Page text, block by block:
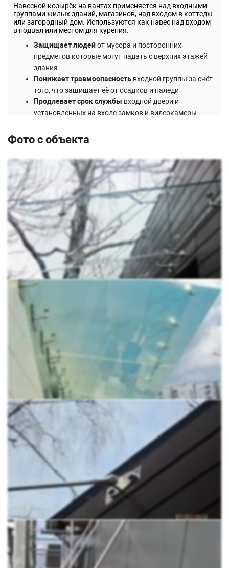
Навесной козырёк на вантах применяется над входными
группами жилых зданий, магазинов, над входом в коттедж
или загородный дом. Используются как навес над входом
в подвал или местом для курения.
Защищает людейот мусора и посторонних
предметов которые могут падать с верхних этажей
здания
Понижает травмоопасность входной группы за счёт
того, что защищает её от осадков и наледи
Продлевает срок службы входной двери и
установленных на входе замков и видеокамеры
покурить
Особенность модели
На сегодняшний день только наша компания может
предложить готовый стеклянный козырёк на вантах. И мы
уверены что он:
Идеально вписывается в любой дизайн.
Подчёркивает стремительность и лёгкость хай-
тэковских конструкций, добавляет необходимую
лёгкость входной группе блочных или кирпичных
зданий.
Не затеняет вход, но защищают от ультрафиолета.
Стеклянный козырёк позволяет солнечным лучам
освещать входную группу здания, но не пропускает
практически не заметна на стекле, и визуально не
Лёгкий.
надёжно закрепить его на стене, выполненной из
любого материала. Кроме того, лёгкая конструкция в
58 килограмм, гораздо безопаснее тяжёлого
кованого элемента постоянно висящего у вас над
головой.
Полностью безопасен.
В наших козырьках каждая
деталь рассчитана на 150 кг весовой нагрузки и 350
ветровой. Калёное многослойное стекло
выдерживает удары в 382 дж (Это как падение
четырёхкилограммового металлического шара с
высоты 9,5 метров). Но даже в случае раскола,
козырёк не нанесёт вреда. Осколки останутся на
полимерной ленте проложенной внутри стекла.
Стекло с течением времени, в отличие от
металла или поликарбоната, не мутнеет, не
подвергается коррозии, не деформируется при
перепаде температур. Конструкция прослужит
значительно дольше.
Не требует ухода.
Стеклянный козырёк не придётся
перекрашивать раз в три года, как металлический.
Фото с объекта